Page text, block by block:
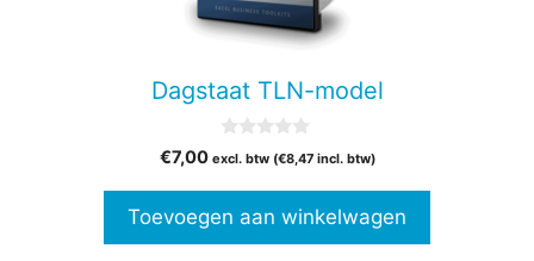
Dagstaat TLN-model
v
5
€7,00 excl. btw (€8,47incl. btw)
Toevoegen aan winkelwagen